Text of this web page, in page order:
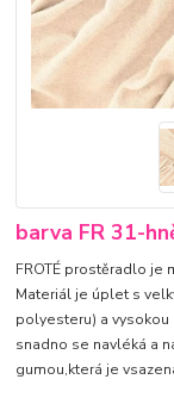
barva FR 31-
FROTÉ prostěradlo je
Materiál je úplet s
polyesteru) a vysokou
snadno se navléká a
gumou,která je